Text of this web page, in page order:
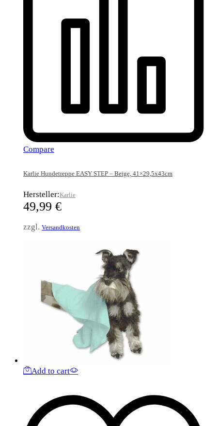
Compare
Karlie Hundetreppe EASY STEP – Beige, 41×29,5x43cm
Hersteller:Karlie
49,99 €
zzgl. Versandkosten
Add to cart